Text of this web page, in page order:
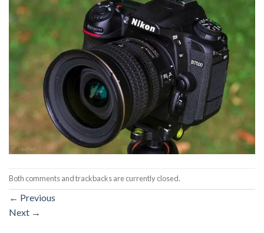
Both comments and trackbacks are currently closed.
← Previous
Next →